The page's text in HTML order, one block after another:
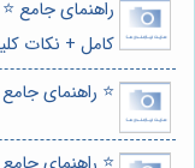
راهنمای جامع
کامل + نکات
⭐️ راهنمای